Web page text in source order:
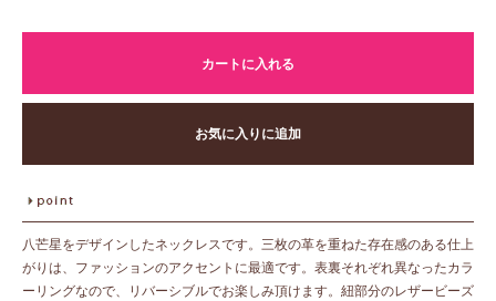
カートに入れる
お気に入りに追加
八芒星をデザインしたネックレスです。三枚の革を重ねた存在感のある仕上
がりは、ファッションのアクセントに最適です。表裏それぞれ異なったカラ
ーリングなので、リバーシブルでお楽しみ頂けます。紐部分のレザービーズ